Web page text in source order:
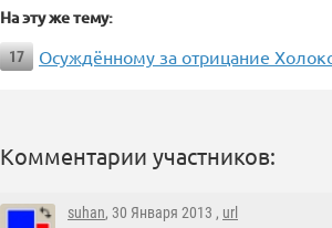
На эту же тему:
17 Осуждённому за отрицание
Комментарии участников:
suhan, 30 Января 2013 , url